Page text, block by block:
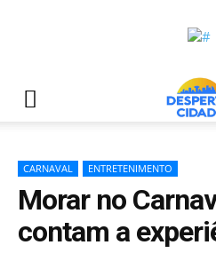
CARNAVAL ENTRETENIMENTO
Morar no
contam a